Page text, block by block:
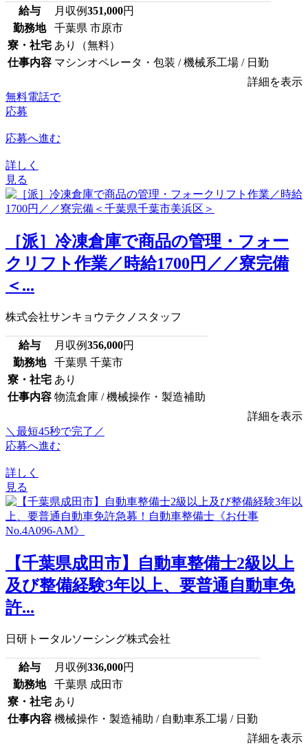
給与 月収例351,000円
勤務地
千葉県 市原市
寮・社宅 あり（無料）
仕事内容 マシンオペレータ・包装 / 機械系工場 / 日勤
詳細を表示
無料電話で
応募
応募へ進む
詳しく
見る
［派］冷凍倉庫で商品の管理・フォー
クリフト作業／時給1700円／／寮完備
＜...
株式会社サンキョウテクノスタッフ
給与 月収例356,000円
勤務地
千葉県 千葉市
寮・社宅 あり
仕事内容 物流倉庫 / 機械操作・製造補助
詳細を表示
＼最短45秒で完了／
応募へ進む
詳しく
見る
【千葉県成田市】自動車整備士2級以上
及び整備経験3年以上、要普通自動車免
許...
日研トータルソーシング株式会社
給与 月収例336,000円
勤務地
千葉県 成田市
寮・社宅 あり
仕事内容 機械操作・製造補助 / 自動車系工場 / 日勤
詳細を表示